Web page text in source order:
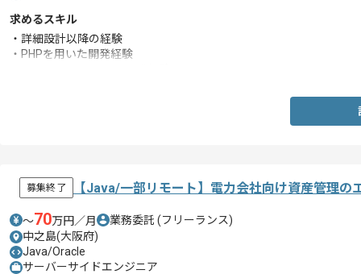
求めるスキル
・詳細設計以降の経験
・PHPを用いた開発経験
募集終了 【Java/一部リモート】電力会社向け資産管理の
〜70万円／月 業務委託 (フリーランス)
中之島(大阪府)
Java/Oracle
サーバーサイドエンジニア